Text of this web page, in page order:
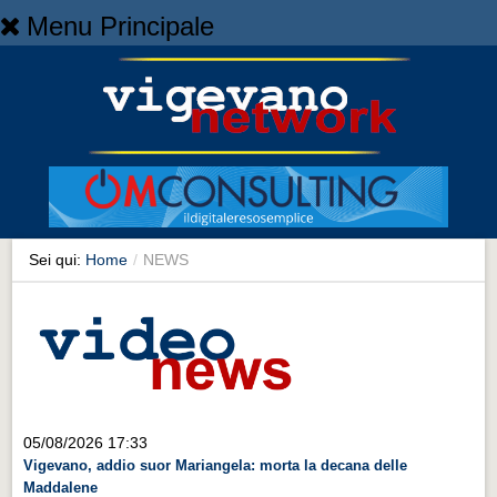
Menu Principale
NEWS
Cronaca
Cronaca
Artes et Artificia
Territorio
Territorio
Sei qui: Home / NEWS
05/08/2026 17:33
Vigevano, addio suor Mariangela: morta la decana delle
Maddalene